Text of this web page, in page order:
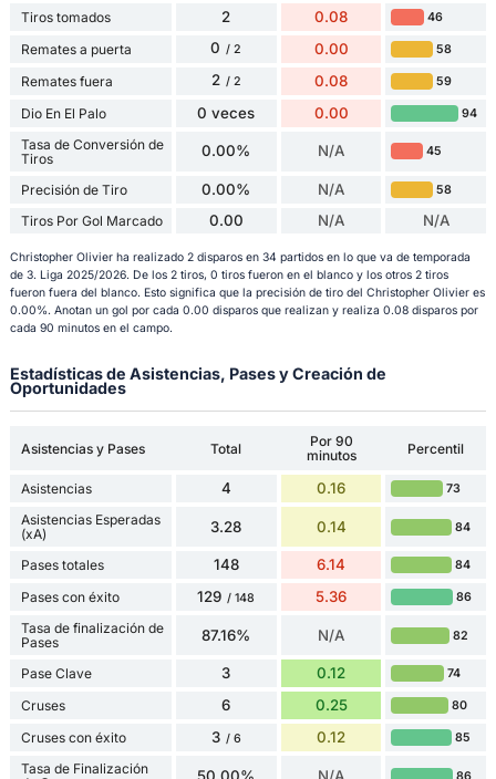
Tiros tomados 2 0.08 46
Remates a puerta 0 / 2 0.00 58
Remates fuera 2 / 2 0.08 59
Dio En El Palo 0 veces 0.00 94
Tasa de Conversión de
Tiros
0.00% N/A 45
Precisión de Tiro 0.00% N/A 58
Tiros Por Gol Marcado 0.00 N/A N/A
Christopher Olivier ha realizado 2 disparos en 34 partidos en lo que va de temporada
de 3. Liga 2025/2026. De los 2 tiros, 0 tiros fueron en el blanco y los otros 2 tiros
fueron fuera del blanco. Esto significa que la precisión de tiro del Christopher Olivier es
0.00%. Anotan un gol por cada 0.00 disparos que realizan y realiza 0.08 disparos por
cada 90 minutos en el campo.
Estadísticas de Asistencias, Pases y Creación de
Oportunidades
Asistencias y Pases Total
Por 90
minutos
Percentil
Asistencias 4 0.16 73
Asistencias Esperadas
(xA)
3.28 0.14 84
Pases totales 148 6.14 84
Pases con éxito 129 / 148 5.36 86
Tasa de finalización de
Pases
87.16% N/A 82
Pase Clave 3 0.12 74
Cruses 6 0.25 80
Cruses con éxito 3 / 6 0.12 85
Tasa de Finalización
50.00% N/A 86